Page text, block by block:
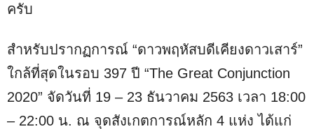
ครับ
สำหรับปรากฏการณ์ “ดาวพฤหัสบดีเคียงดาวเสาร์”
ใกล้ที่สุดในรอบ 397 ปี “The Great Conjunction
2020” จัดวันที่ 19 – 23 ธันวาคม 2563 เวลา 18:00
– 22:00 น. ณ จุดสังเกตการณ์หลัก 4 แห่ง ได้แก่